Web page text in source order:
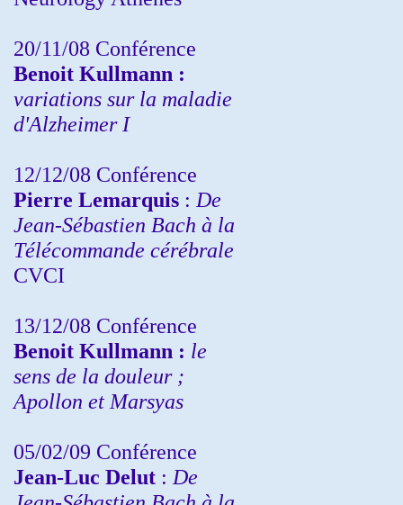
20/11/08 Conférence
Benoit Kullmann :
variations sur la maladie
d'Alzheimer I
12/12/08 Conférence
Pierre Lemarquis : De
Jean-Sébastien Bach à la
Télécommande cérébrale
CVCI
13/12/08 Conférence
Benoit Kullmann : le
sens de la douleur ;
Apollon et Marsyas
05/02/09 Conférence
Jean-Luc Delut : De